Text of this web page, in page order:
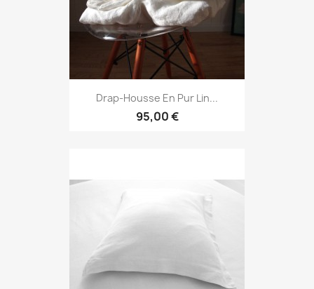
Drap-Housse En Pur Lin...
95,00 €